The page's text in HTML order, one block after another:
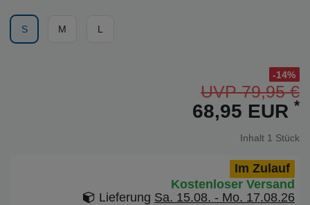
S M L
-14%
UVP 79,95 €
68,95 EUR *
Inhalt 1 Stück
Im Zulauf
Kostenloser Versand
Lieferung Sa. 15.08. - Mo. 17.08.26